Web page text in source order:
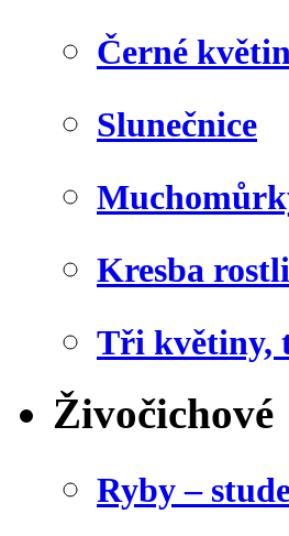
Černé
Slunečnice
Kresba
Tři květiny,
Živočichové
Ryby –